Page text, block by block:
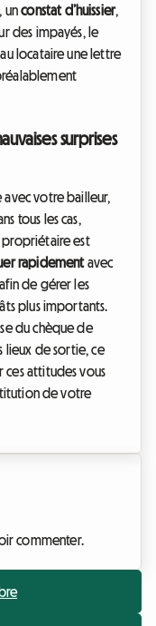
, unconstat d’huissier,
des impayés, le
locataire une lettre
surprises
avec votre bailleur,
tous les cas,
propriétaire est
rapidementavec
de gérer les
plus importants.
du chèque de
lieux de sortie, ce
attitudes vous
de votre
commenter.